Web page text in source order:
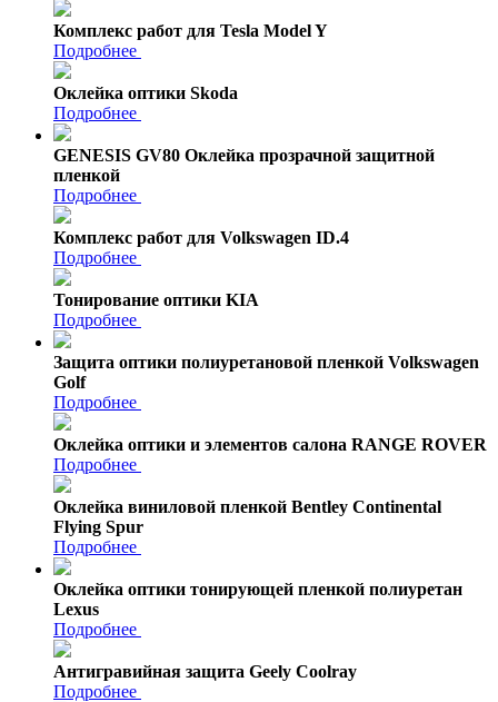
Комплекс работ для Tesla Model Y
Подробнее
Оклейка оптики Skoda
Подробнее
GENESIS GV80 Оклейка прозрачной защитной
пленкой
Подробнее
Комплекс работ для Volkswagen ID.4
Подробнее
Тонирование оптики KIA
Подробнее
Защита оптики полиуретановой пленкой Volkswagen
Golf
Подробнее
Оклейка оптики и элементов салона RANGE ROVER
Подробнее
Оклейка виниловой пленкой Bentley Continental
Flying Spur
Подробнее
Оклейка оптики тонирующей пленкой полиуретан
Lexus
Подробнее
Антигравийная защита Geely Coolray
Подробнее